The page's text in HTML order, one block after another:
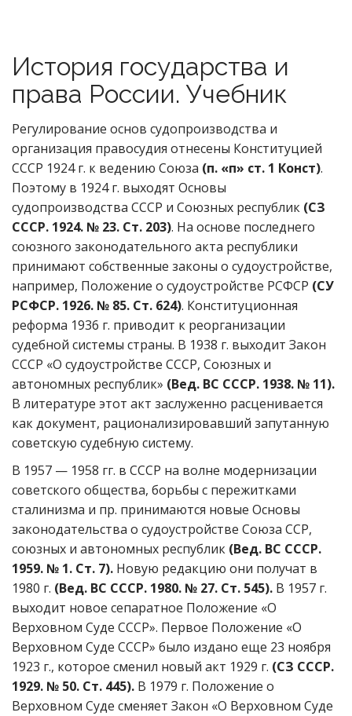
История государства и
права России. Учебник
Регулирование основ судопроизводства и
организация правосудия отнесены Конституцией
СССР 1924 г. к ведению Союза (п. «п» ст. 1 Конст).
Поэтому в 1924 г. выходят Основы
судопроизводства СССР и Союзных республик (СЗ
СССР. 1924. № 23. Ст. 203). На основе последнего
союзного законодательного акта республики
принимают собственные законы о судоустройстве,
например, Положение о судоустройстве РСФСР (СУ
РСФСР. 1926. № 85. Ст. 624). Конституционная
реформа 1936 г. приводит к реорганизации
судебной системы страны. В 1938 г. выходит Закон
СССР «О судоустройстве СССР, Союзных и
автономных республик» (Вед. ВС СССР. 1938. № 11).
В литературе этот акт заслуженно расценивается
как документ, рационализировавший запутанную
советскую судебную систему.
В 1957 — 1958 гг. в СССР на волне модернизации
советского общества, борьбы с пережитками
сталинизма и пр. принимаются новые Основы
законодательства о судоустройстве Союза ССР,
союзных и автономных республик (Вед. ВС СССР.
1959. № 1. Ст. 7). Новую редакцию они получат в
1980 г. (Вед. ВС СССР. 1980. № 27. Ст. 545). В 1957 г.
выходит новое сепаратное Положение «О
Верховном Суде СССР». Первое Положение «О
Верховном Суде СССР» было издано еще 23 ноября
1923 г., которое сменил новый акт 1929 г. (СЗ СССР.
1929. № 50. Ст. 445). В 1979 г. Положение о
Верховном Суде сменяет Закон «О Верховном Суде